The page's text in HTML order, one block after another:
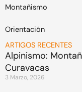
Montañismo
Orientación
ARTIGOS RECENTES
Alpinismo:
Curavacas
3 Marzo, 2026